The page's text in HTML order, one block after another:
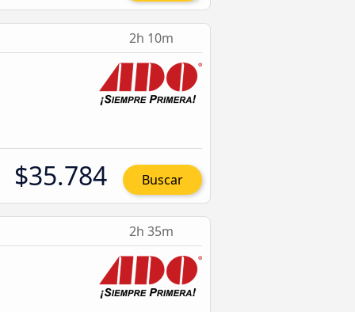
2h 10m
$35.784 Buscar
2h 35m